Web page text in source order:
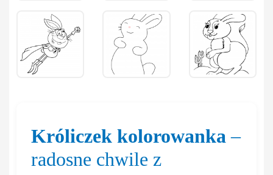
Króliczek kolorowanka–
radosne chwile z